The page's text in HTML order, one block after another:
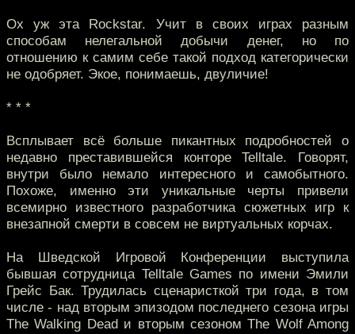
Ох уж эта Rockstar. Учит в своих играх разным
способам нелегальной добычи денег, но по
отношению к самим себе такой подход категорически
не одобряет. Экое, понимаешь, двуличие!
* * *
Всплывает всё больше пикантных подробностей о
недавно преставившейся конторе Telltale. Говорят,
внутри было немало интересного и самобытного.
Похоже, именно эти уникальные черты привели
всемирно известного разработчика сюжетных игр к
внезапной смерти в совсем не виртуальных корчах.
На Шведской Игровой Конференции выступила
бывшая сотрудница Telltale Games по имени Эмили
Грейс Бак. Трудилась сценаристкой три года, в том
числе - над вторым эпизодом последнего сезона игры
The Walking Dead и вторым сезоном The Wolf Among